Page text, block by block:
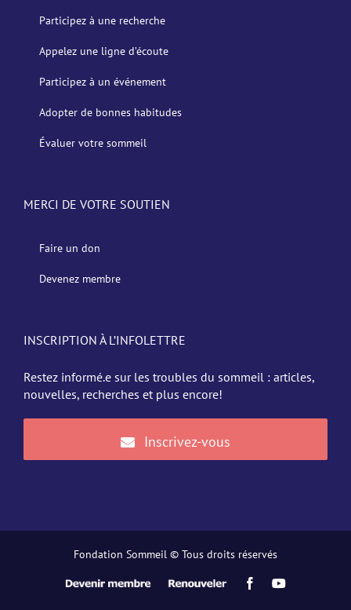
Participez à une recherche
Appelez une ligne d’écoute
Participez à un événement
Adopter de bonnes habitudes
Évaluer votre sommeil
MERCI DE VOTRE SOUTIEN
Faire un don
Devenez membre
INSCRIPTION À L’INFOLETTRE
Restez informé.e sur les troubles du sommeil : articles,
nouvelles, recherches et plus encore!
Inscrivez-vous
Fondation Sommeil © Tous droits réservés
Devenir
Renouveler FacebookYouTube